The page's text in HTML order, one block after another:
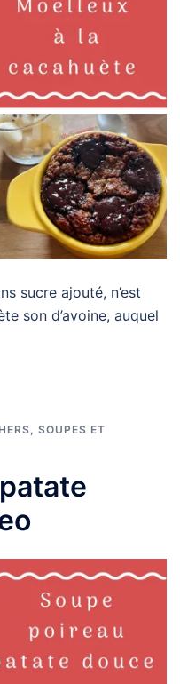
sucre ajouté, n’est
son d’avoine, auquel
SOUPES ET